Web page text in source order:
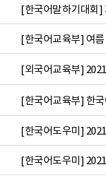
[한국어말하기대회]
[한국어교육부] 여
[외국어교육부]
[한국어교육부] 한
[한국어도우미]
[한국어도우미]